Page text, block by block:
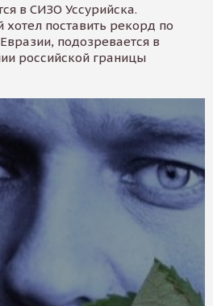
в СИЗО Уссурийска.
поставить рекорд по
подозревается в
российской границы